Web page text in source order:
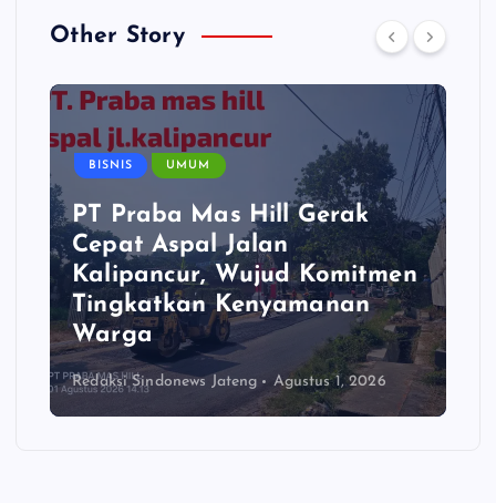
Other Story
BISNIS UMUM
PT Praba Mas Hill Gerak
Cepat Aspal Jalan
Kalipancur, Wujud Komitmen
Tingkatkan Kenyamanan
Warga
Redaksi Sindonews Jateng Agustus 1, 2026